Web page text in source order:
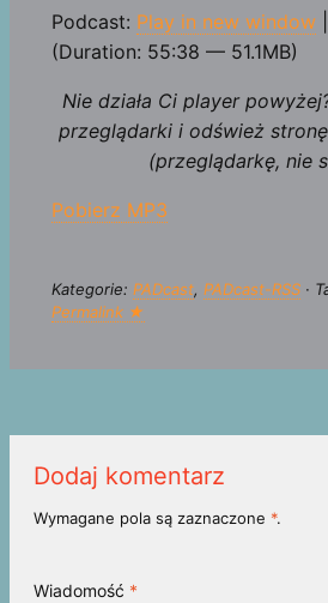
dźwiękowych
Podcast: Play in new window|
(Duration: 55:38 — 51.1MB)
Nie działa Ci player
przeglądarki i odśwież
(przeglądarkę, nie
Pobierz MP3
Kategorie: PADcast, PADcast-RSS·
Permalink ★
Dodaj komentarz
Wymagane pola są zaznaczone *.
Wiadomość *